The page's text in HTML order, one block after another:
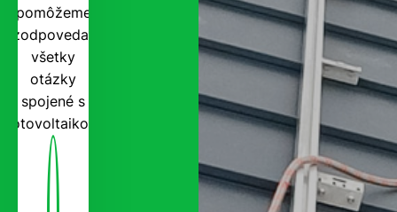
pomôžeme
zodpovedať
všetky
otázky
spojené s
fotovoltaikou.